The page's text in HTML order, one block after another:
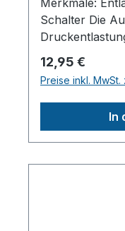
Schalter Die Aufnahme passt für 6 mm
63500
Regulärer Preis:
12,95 €
Preise inkl.
In